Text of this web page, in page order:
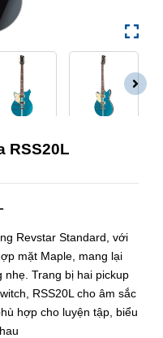
RSS20L
Revstar Standard, với
mặt Maple, mang lại
Trang bị hai pickup
RSS20L cho âm sắc
hợp cho luyện tập, biểu